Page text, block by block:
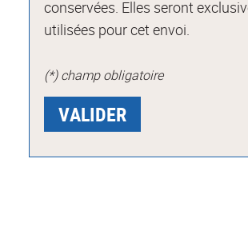
conservées. Elles seront
utilisées pour cet envoi.
(*) champ obligatoire